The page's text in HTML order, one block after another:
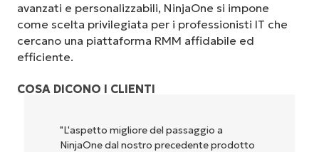
avanzati e personalizzabili, NinjaOne si impone
come scelta privilegiata per i professionisti IT che
cercano una piattaforma RMM affidabile ed
efficiente.
COSA DICONO I CLIENTI
"NinjaOne è incredibilmente facile da usare,
perché unisce un’interfaccia fluida a